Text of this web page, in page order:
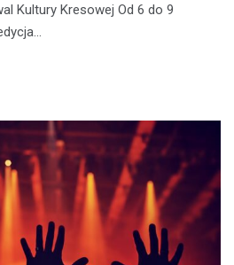
Kultury Kresowej Od 6 do 9